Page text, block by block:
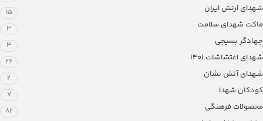
شهدای ارتش ایران 15
ماکت شهدای سلامت 3
جهادگر بسیجی 3
شهدای اغتشاشات 1401 26
شهدای آتش نشان 2
کودکان شهدا 7
محصولات فرهنگی 82